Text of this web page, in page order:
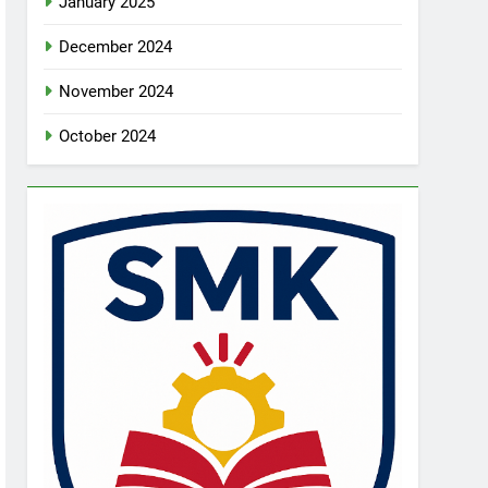
December 2024
November 2024
October 2024